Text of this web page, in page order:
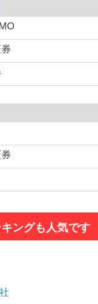
ングも人気です